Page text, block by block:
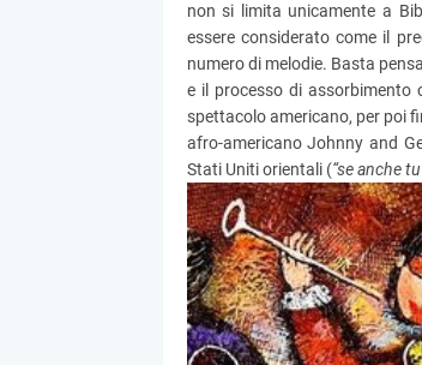
non si limita unicamente a
essere considerato come il
numero di melodie. Basta
e il processo di assorbimento
spettacolo americano, per poi
afro-americano Johnny and
Stati Uniti orientali (“se anche tu